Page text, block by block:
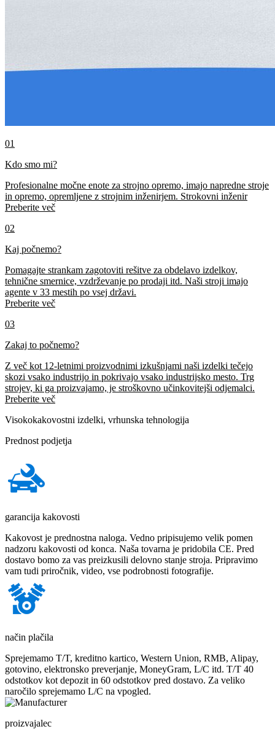
01
Kdo smo mi?
Profesionalne močne enote za strojno opremo, imajo napredne stroje
in opremo, opremljene z strojnim inženirjem. Strokovni inženir
Preberite več
02
Kaj počnemo?
Pomagajte strankam zagotoviti rešitve za obdelavo izdelkov,
tehnične smernice, vzdrževanje po prodaji itd. Naši stroji imajo
agente v 33 mestih po vsej državi.
Preberite več
03
Zakaj to počnemo?
Z več kot 12-letnimi proizvodnimi izkušnjami naši izdelki tečejo
skozi vsako industrijo in pokrivajo vsako industrijsko mesto. Trg
strojev, ki ga proizvajamo, je stroškovno učinkovitejši odjemalci.
Preberite več
Visokokakovostni izdelki, vrhunska tehnologija
Prednost podjetja
garancija kakovosti
Kakovost je prednostna naloga. Vedno pripisujemo velik pomen
nadzoru kakovosti od konca. Naša tovarna je pridobila CE. Pred
dostavo bomo za vas preizkusili delovno stanje stroja. Pripravimo
vam tudi priročnik, video, vse podrobnosti fotografije.
način plačila
Sprejemamo T/T, kreditno kartico, Western Union, RMB, Alipay,
gotovino, elektronsko preverjanje, MoneyGram, L/C itd. T/T 40
odstotkov kot depozit in 60 odstotkov pred dostavo. Za veliko
naročilo sprejemamo L/C na vpogled.
proizvajalec